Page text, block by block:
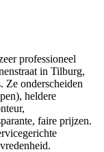
professioneel
in Tilburg,
Ze onderscheiden
heldere
faire prijzen.